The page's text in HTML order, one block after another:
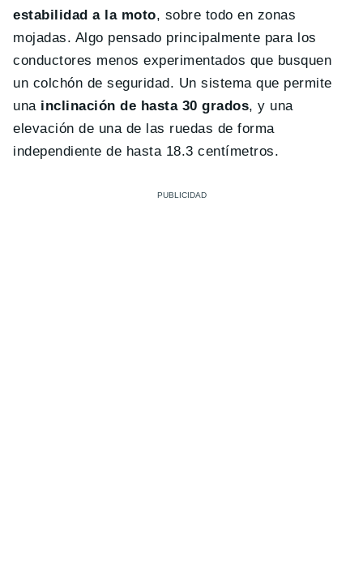
estabilidad a la moto, sobre todo en zonas
mojadas. Algo pensado principalmente para los
conductores menos experimentados que busquen
un colchón de seguridad. Un sistema que permite
unainclinación de hasta 30 grados, y una
elevación de una de las ruedas de forma
independiente de hasta 18.3 centímetros.